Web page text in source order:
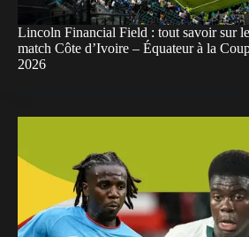
Lincoln Financial Field : tout savoir sur
match Côte d’Ivoire – Équateur à la
2026